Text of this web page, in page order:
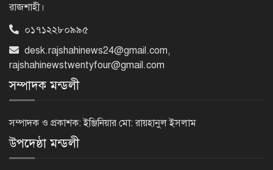
ধস, কমেছে জিপিএ-৫ ও
এগিয়ে মেয়েরা
রাজশাহী।
০১৭১২২৮০৯৯৫
desk.rajshahinews24@gmail.com,
rajshahinewstwentyfour@gmail.com
সম্পাদক মন্ডলী
সম্পাদক ও প্রকাশক: ইঞ্জিনিয়ার মো: রায়হানুল ইসলাম
উপদেষ্ঠা মন্ডলী